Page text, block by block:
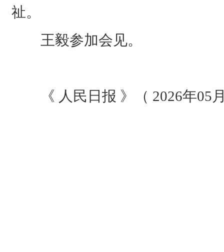
祉。
王毅参加会见。
《 人民日报 》（ 2026年05